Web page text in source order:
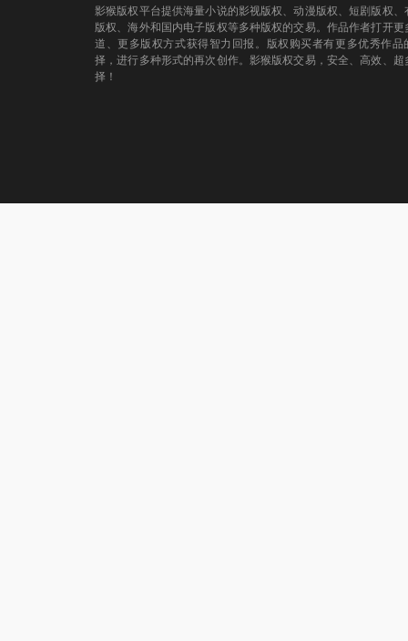
影猴版权平台提供海量小说的影视版权、动漫版权、短剧版权、
版权、海外和国内电子版权等多种版权的交易。作品作者打开更
道、更多版权方式获得智力回报。版权购买者有更多优秀作品
择，进行多种形式的再次创作。影猴版权交易，安全、高效、超
择！